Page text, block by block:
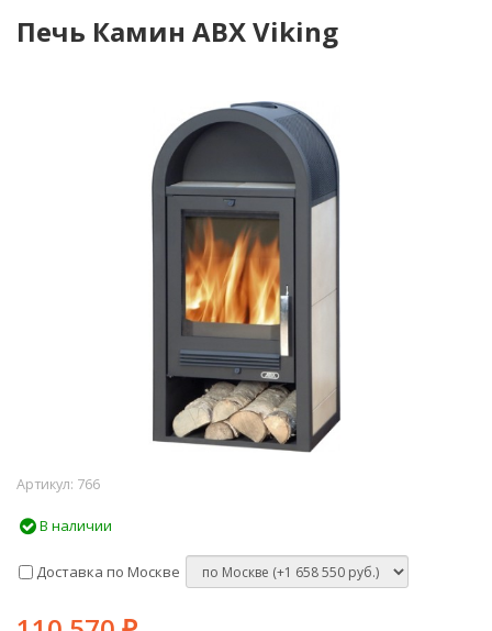
Печь Камин ABX Viking
Артикул: 766
В наличии
Доставка по Москве